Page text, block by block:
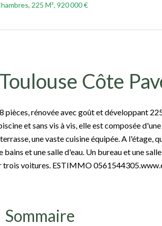
225 M², 920 000 €
Côte
pièces, rénovée avec goût et développant
et sans vis à vis, elle est composée
une vaste cuisine équipée. A l'étage,
et une salle d'eau. Un bureau et une
trois voitures. ESTIMMO
Sommaire